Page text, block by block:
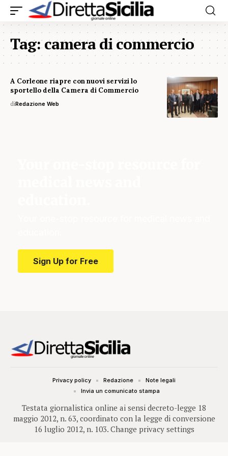
Tag:camera di commercio
A Corleone riapre con nuovi servizi lo
sportello della Camera di Commercio
diRedazione Web
Sign Up for Free
Testata giornalistica online ai sensi decreto-legge 18
maggio 2012, n. 63, coordinato con la legge di conversione
16 luglio 2012, n. 103. Change privacy settings
Privacy policy Redazione
Note legali
Invia un comunicato stampa